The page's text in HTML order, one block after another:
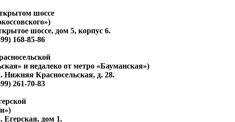
шоссе
шоссе, дом 5, корпус 6.
168-85-86
и недалеко от метро «Бауманская»)
Нижняя Красносельская, д. 28.
261-70-83
Егерская, дом 1.